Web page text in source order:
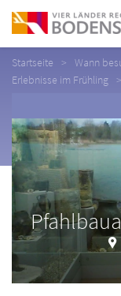
Startseite Wann
Erlebnisse im Frühling